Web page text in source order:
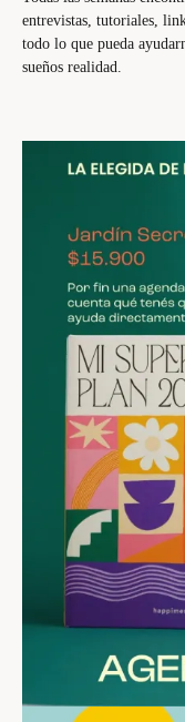
entrevistas, tutoriales,
todo lo que pueda
sueños realidad.